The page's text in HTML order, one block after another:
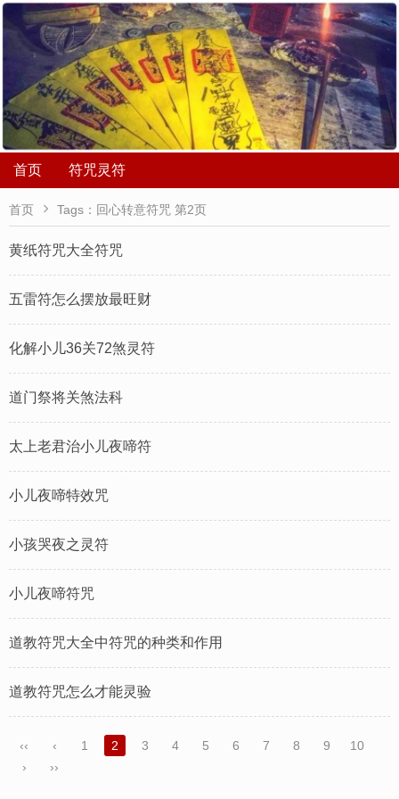
首页 符咒灵符
首页  Tags：回心转意符咒 第2页
黄纸符咒大全符咒
五雷符怎么摆放最旺财
化解小儿36关72煞灵符
道门祭将关煞法科
太上老君治小儿夜啼符
小儿夜啼特效咒
小孩哭夜之灵符
小儿夜啼符咒
道教符咒大全中符咒的种类和作用
道教符咒怎么才能灵验
‹‹ ‹ 1 2 3 4 5 6 7 8 9
10
›
››